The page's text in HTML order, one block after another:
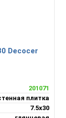
Decocer
201071
плитка
7.5х30